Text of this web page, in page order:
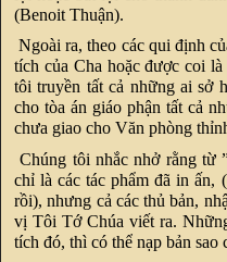
(Benoit Thuận).
Ngoài ra, theo các qui định
tích của Cha hoặc được coi
tôi truyền tất cả những ai sở
cho tòa án giáo phận tất cả
chưa giao cho Văn phòng
Chúng tôi nhắc nhở rằng từ
chỉ là các tác phẩm đã in ấn,
rồi), nhưng cả các thủ bản,
vị Tôi Tớ Chúa viết ra.
tích đó, thì có thể nạp bản sao